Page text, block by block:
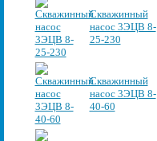
Скважинный
насос 3ЭЦВ 8-
25-230
Скважинный
насос 3ЭЦВ 8-
40-60